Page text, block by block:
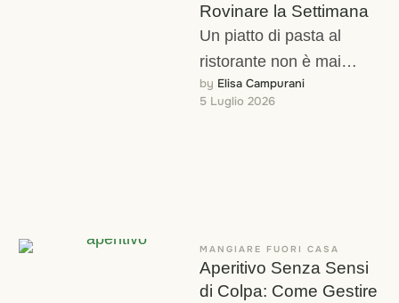
Rovinare la Settimana
Un piatto di pasta al
ristorante non è mai
davvero "un piatto di
pasta come quello che
by Elisa Campurani
5 Luglio 2026
MANGIARE FUORI CASA
Aperitivo Senza Sensi
di Colpa: Come Gestire